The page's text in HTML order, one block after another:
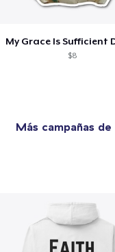
$8
Más campañas de